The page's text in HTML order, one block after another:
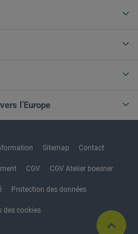
l’Europe
Sitemap Contact
CGV CGV Atelier boesner
Protection des données
des cookies